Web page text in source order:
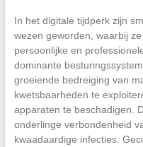
In het digitale tijdperk zijn
wezen geworden, waarbij
persoonlijke en
dominante
groeiende bedreiging van
kwetsbaarheden te
apparaten te beschadigen.
onderlinge verbondenheid
kwaadaardige infecties.